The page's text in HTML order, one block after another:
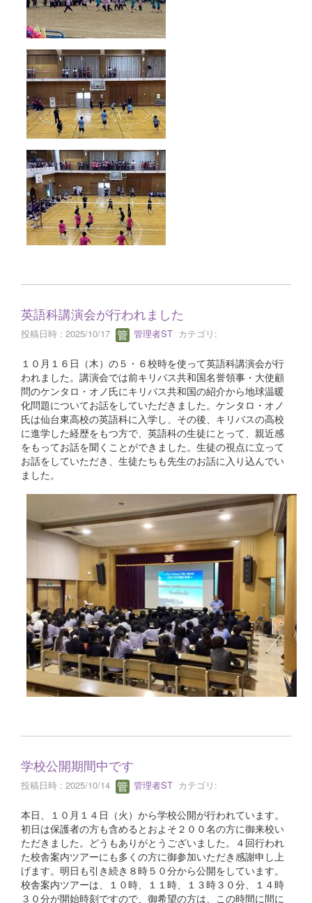
英語科講演会が行われました
投稿日時 : 2025/10/17 管理者ST カテゴリ:
１０月１６日（木）の５・６校時を使って英語科講演会が行
われました。講演会では前キリバス共和国名誉領事・大使顧
問のケンタロ・オノ氏にキリバス共和国の紹介から地球温暖
化問題についてお話をしていただきました。ケンタロ・オノ
氏は仙台東高校の英語科に入学し、その後、キリバスの高校
に進学した経歴をもつ方で、英語科の生徒にとって、親近感
をもってお話を聞くことができました。生徒の視点に立って
お話をしていただき、生徒たちも先生のお話に入り込んでい
ました。
学校公開期間中です
投稿日時 : 2025/10/14 管理者ST カテゴリ:
本日、１０月１４日（火）から学校公開が行われています。
初日は保護者の方も含めるとおよそ２００名の方に御来校い
ただきました。どうもありがとうございました。４回行われ
た校舎案内ツアーにも多くの方に御参加いただき感謝申し上
げます。明日も引き続き８時５０分から公開をしています。
校舎案内ツアーは、１０時、１１時、１３時３０分、１４時
３０分が開始時刻ですので、御希望の方は、この時間に間に